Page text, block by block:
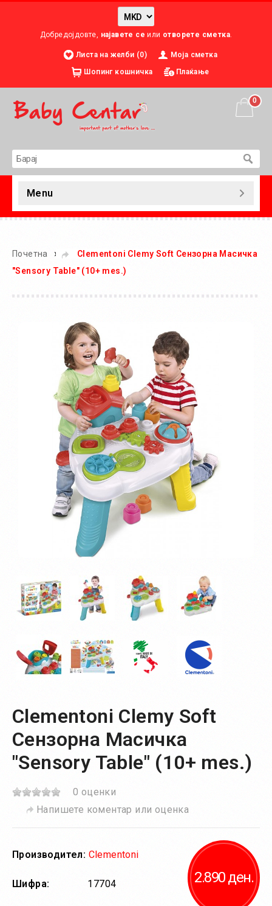
Добредојдовте, најавете се или отворете сметка.
Листа на желби (0)
Моја сметка
Шопинг кошничка
Плаќање
0
Menu
Почетна »
Clementoni Clemy Soft Сензорна Масичка
"Sensory Table" (10+ mes.)
Clementoni Clemy Soft
Сензорна Масичка
"Sensory Table" (10+ mes.)
0 оценки
Напишете коментар или оценка
2.890 ден.
Производител: Clementoni
Шифра: 17704